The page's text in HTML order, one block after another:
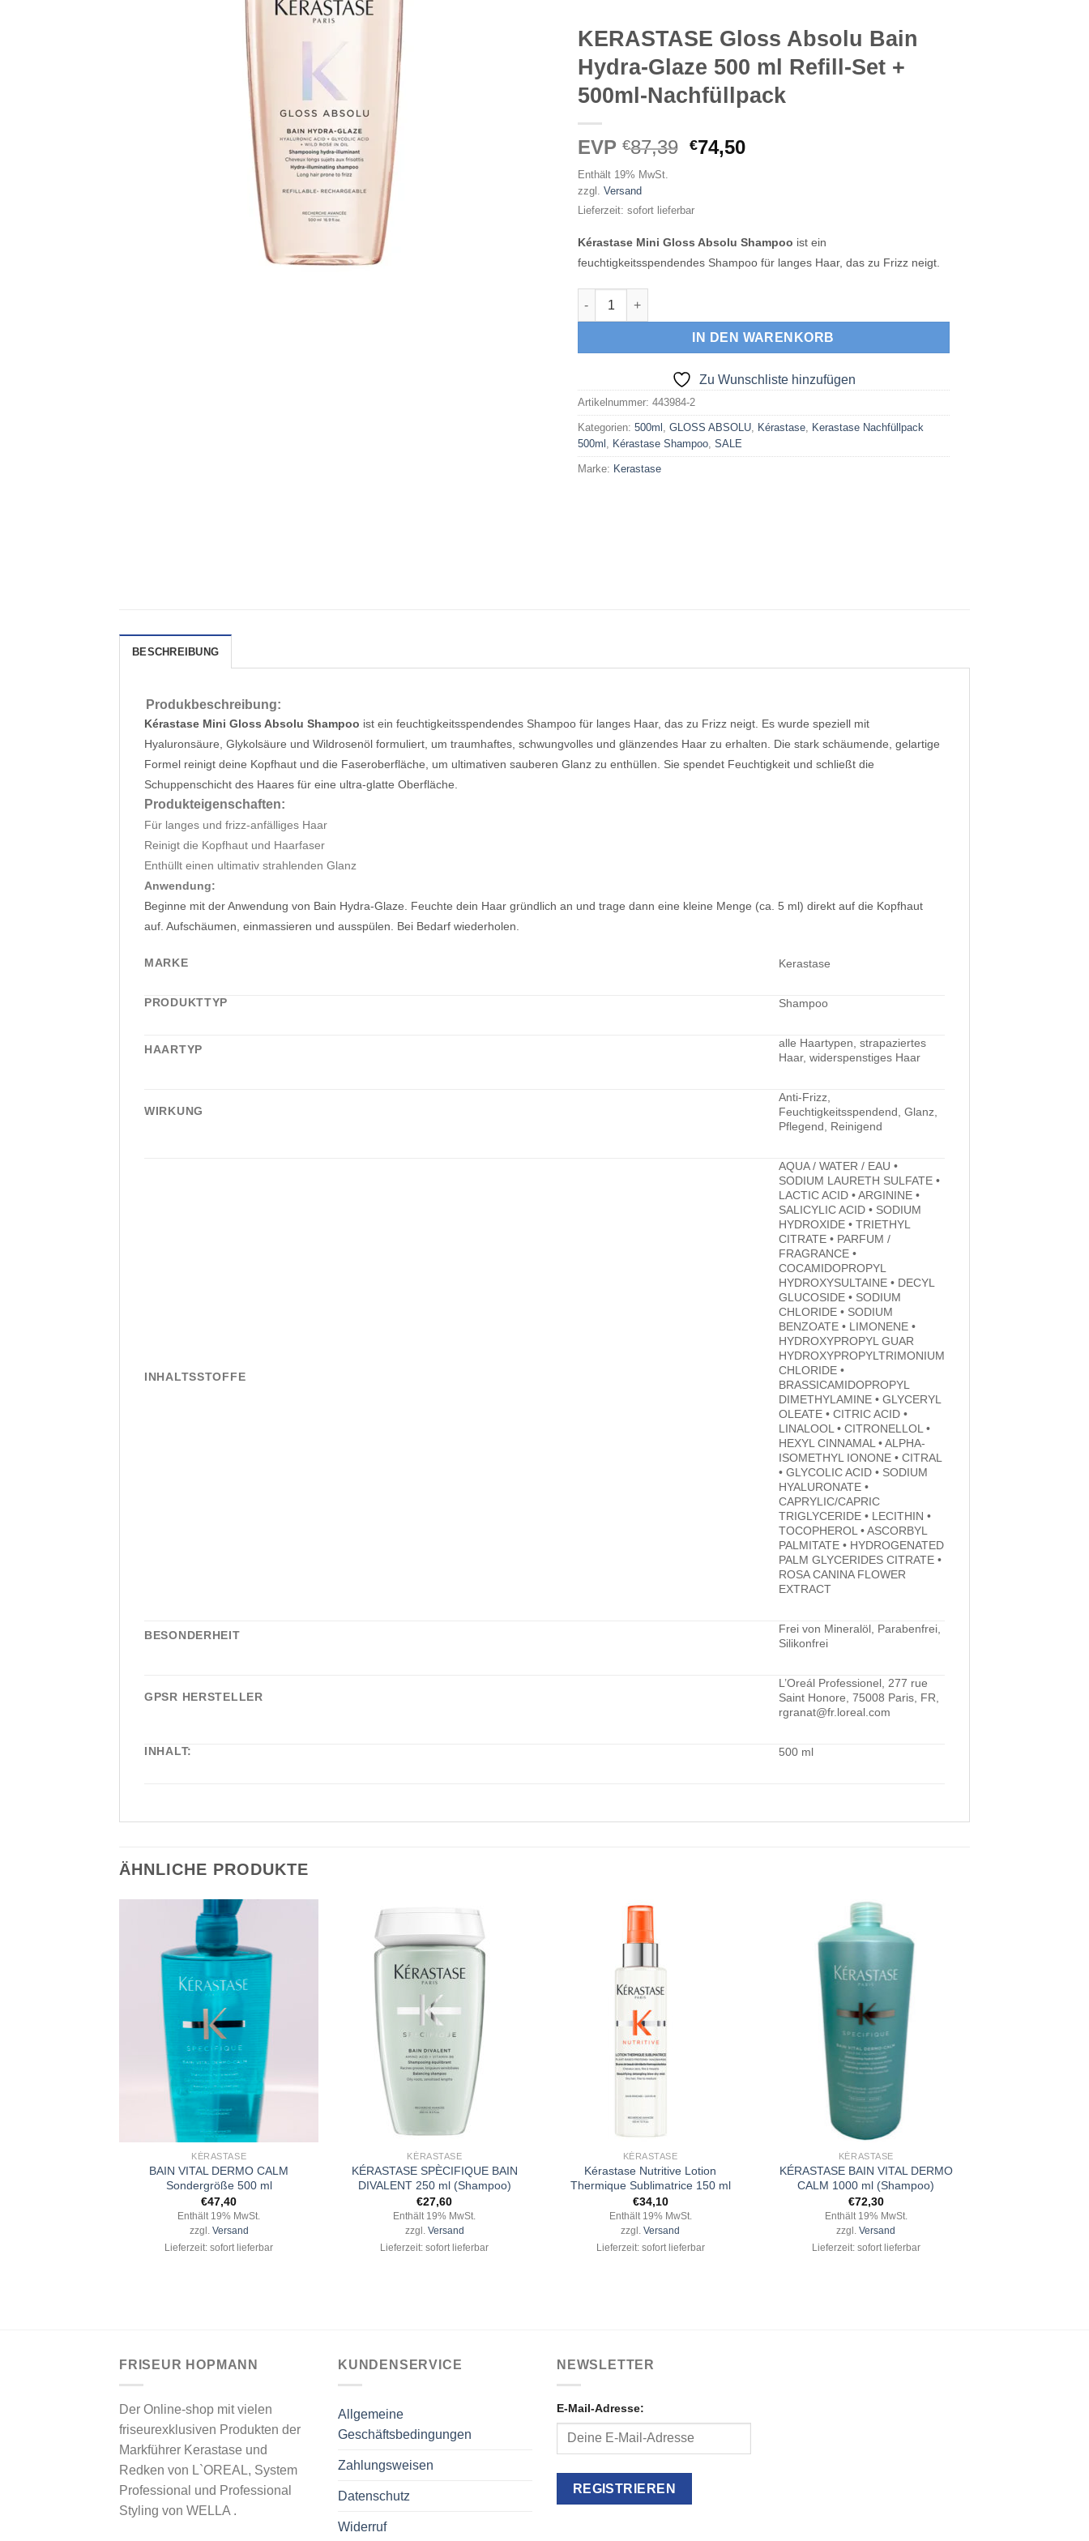
KERASTASE Gloss Absolu Bain
Hydra-Glaze 500 ml Refill-Set +
500ml-Nachfüllpack
EVP €87,39 Ursprünglicher
€87,39
€74,50Aktueller
Enthält 19% MwSt.
zzgl. Versand
Lieferzeit: sofort lieferbar
Kérastase Mini Gloss Absolu Shampoo ist ein
feuchtigkeitsspendendes Shampoo für langes Haar, das zu Frizz neigt.
KERASTASE Gloss Absolu Bain Hydra-Glaze 500 ml Refill-Set + 500ml-Nachfüllpack Menge
IN DEN WARENKORB
Zu Wunschliste hinzufügen
Artikelnummer: 443984-2
Kategorien: 500ml , GLOSS ABSOLU, Kérastase, Kerastase Nachfüllpack
500ml , Kérastase Shampoo, SALE
Marke: Kerastase
BESCHREIBUNG
Produkbeschreibung:
Kérastase Mini Gloss Absolu Shampoo ist ein feuchtigkeitsspendendes Shampoo für langes Haar, das zu Frizz neigt. Es wurde speziell mit
Hyaluronsäure, Glykolsäure und Wildrosenöl formuliert, um traumhaftes, schwungvolles und glänzendes Haar zu erhalten. Die stark schäumende, gelartige
Formel reinigt deine Kopfhaut und die Faseroberfläche, um ultimativen sauberen Glanz zu enthüllen. Sie spendet Feuchtigkeit und schließt die
Schuppenschicht des Haares für eine ultra-glatte Oberfläche.
Produkteigenschaften:
Für langes und frizz-anfälliges Haar
Reinigt die Kopfhaut und Haarfaser
Enthüllt einen ultimativ strahlenden Glanz
Anwendung:
Beginne mit der Anwendung von Bain Hydra-Glaze. Feuchte dein Haar gründlich an und trage dann eine kleine Menge (ca. 5 ml) direkt auf die Kopfhaut
auf. Aufschäumen, einmassieren und ausspülen. Bei Bedarf wiederholen.
MARKE Kerastase
PRODUKTTYP Shampoo
HAARTYP
alle Haartypen, strapaziertes
Haar, widerspenstiges Haar
WIRKUNG
Anti-Frizz,
Feuchtigkeitsspendend, Glanz,
Pflegend, Reinigend
INHALTSSTOFFE
AQUA / WATER / EAU •
SODIUM LAURETH SULFATE •
LACTIC ACID • ARGININE •
SALICYLIC ACID • SODIUM
HYDROXIDE • TRIETHYL
CITRATE • PARFUM /
FRAGRANCE •
COCAMIDOPROPYL
HYDROXYSULTAINE • DECYL
GLUCOSIDE • SODIUM
CHLORIDE • SODIUM
BENZOATE • LIMONENE •
HYDROXYPROPYL GUAR
HYDROXYPROPYLTRIMONIUM
CHLORIDE •
BRASSICAMIDOPROPYL
DIMETHYLAMINE • GLYCERYL
OLEATE • CITRIC ACID •
LINALOOL • CITRONELLOL •
HEXYL CINNAMAL • ALPHA-
ISOMETHYL IONONE • CITRAL
• GLYCOLIC ACID • SODIUM
HYALURONATE •
CAPRYLIC/CAPRIC
TRIGLYCERIDE • LECITHIN •
TOCOPHEROL • ASCORBYL
PALMITATE • HYDROGENATED
PALM GLYCERIDES CITRATE •
ROSA CANINA FLOWER
EXTRACT
BESONDERHEIT
Frei von Mineralöl, Parabenfrei,
Silikonfrei
GPSR HERSTELLER
L’Oreál Professionel, 277 rue
Saint Honore, 75008 Paris, FR,
rgranat@fr.loreal.com
INHALT: 500 ml
ÄHNLICHE PRODUKTE
Wunschliste
hinzufügen
KÉRASTASE
BAIN VITAL DERMO CALM
Sondergröße 500 ml
€47,40
Enthält 19% MwSt.
zzgl. Versand
Lieferzeit: sofort lieferbar
KÉRASTASE
KÉRASTASE SPÈCIFIQUE BAIN
DIVALENT 250 ml (Shampoo)
€27,60
Enthält 19% MwSt.
zzgl. Versand
Lieferzeit: sofort lieferbar
KÉRASTASE
Kérastase Nutritive Lotion
Thermique Sublimatrice 150 ml
€34,10
Enthält 19% MwSt.
zzgl.Versand
Lieferzeit: sofort lieferbar
Wunschliste
hinzufügen
KÉRASTASE
KÉRASTASE BAIN VITAL DERMO
CALM 1000 ml (Shampoo)
€72,30
Enthält 19% MwSt.
zzgl.Versand
Lieferzeit: sofort lieferbar
FRISEUR HOPMANN
Der Online-shop mit vielen
friseurexklusiven Produkten der
Markführer Kerastase und
Redken von L`OREAL, System
Professional und Professional
Styling von WELLA .
KUNDENSERVICE
Allgemeine
Geschäftsbedingungen
Zahlungsweisen
Datenschutz
Widerruf
NEWSLETTER
E-Mail-Adresse: